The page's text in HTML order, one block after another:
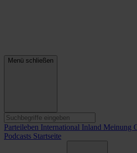
Menü schließen
Parteileben International Inland Meinung
Podcasts Startseite